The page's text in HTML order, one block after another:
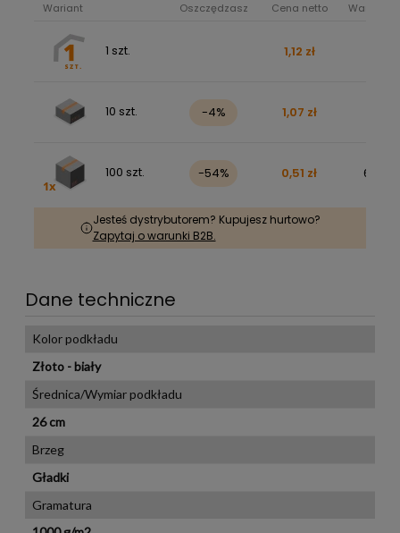
Wariant Oszczędzasz Cena netto Wartość
1 szt. 1,12 zł
10 szt. -4% 1,07 zł
100 szt. -54% 0,51 zł 62,47
Jesteś dystrybutorem? Kupujesz hurtowo?
Zapytaj o warunki B2B.
Dane techniczne
Kolor podkładu
Złoto - biały
Średnica/Wymiar podkładu
26 cm
Brzeg
Gładki
Gramatura